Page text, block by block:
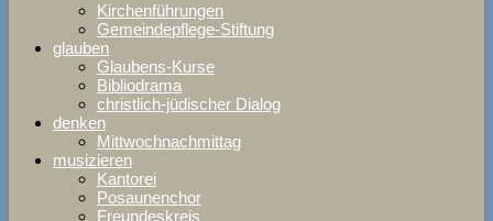
Kirchenführungen
Gemeindepflege-Stiftung
glauben
Glaubens-Kurse
Bibliodrama
christlich-jüdischer Dialog
denken
Mittwochnachmittag
musizieren
Kantorei
Posaunenchor
Freundeskreis